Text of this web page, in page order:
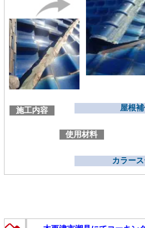
施工内容 屋根
使用材料
カラー